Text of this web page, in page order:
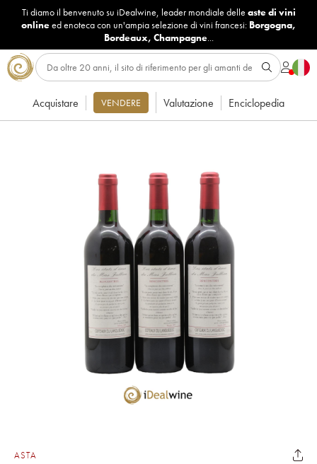
Ti diamo il benvenuto su iDealwine, leader mondiale delle aste di vini
onlineed enoteca con un'ampia selezione di vini francesi: Borgogna,
Bordeaux, Champagne...
Acquistare VENDERE Valutazione Enciclopedia
ASTA